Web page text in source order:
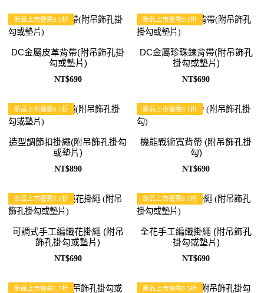
新品上市優惠8.1折
DC金屬皮革背帶(附吊飾孔掛
勾或墊片)
NT$690
新品上市優惠8.1折
DC金屬珍珠鍊背帶(附吊飾孔
掛勾或墊片)
NT$690
新品上市優惠8.5折
造型調節扣掛繩(附吊飾孔掛勾
或墊片)
NT$890
新品上市優惠8.1折
機能戰術寬背帶 (附吊飾孔掛
勾)
NT$690
新品上市優惠8.1折
可調式手工編織花掛繩 (附吊
飾孔掛勾或墊片)
NT$690
新品上市優惠8.1折
全花手工編織掛繩 (附吊飾孔
掛勾或墊片)
NT$690
新品上市優惠7.7折 新品上市優惠8.5折